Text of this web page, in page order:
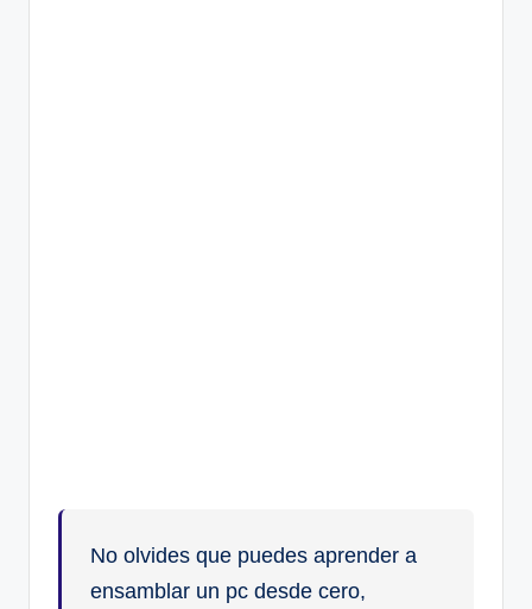
No olvides que puedes aprender a
ensamblar un pc desde cero,